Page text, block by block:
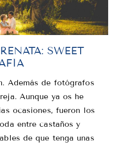
SWEET
Además de fotógrafos
Aunque ya os he
ocasiones, fueron los
entre castaños y
de que tenga unas